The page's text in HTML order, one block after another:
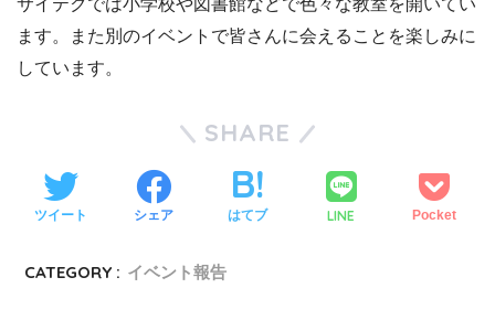
ます。また別のイベントで皆さんに会えることを楽しみに
しています。
SHARE
ツイート シェア はてブ LINE Pocket
CATEGORY : イベント報告